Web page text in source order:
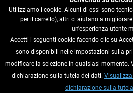
RECEDERE DAL CONTRATTO
INFORMAZIONI
Utilizziamo i cookie. Alcuni di essi sono
per il carrello), altri ci aiutano a
un'esperienza utente
Accetti i seguenti cookie facendo clic su
sono disponibili nelle impostazioni sulla
modificare la selezione in qualsiasi momento.
dichiarazione sulla tutela dei dati.
dichiarazione sulla